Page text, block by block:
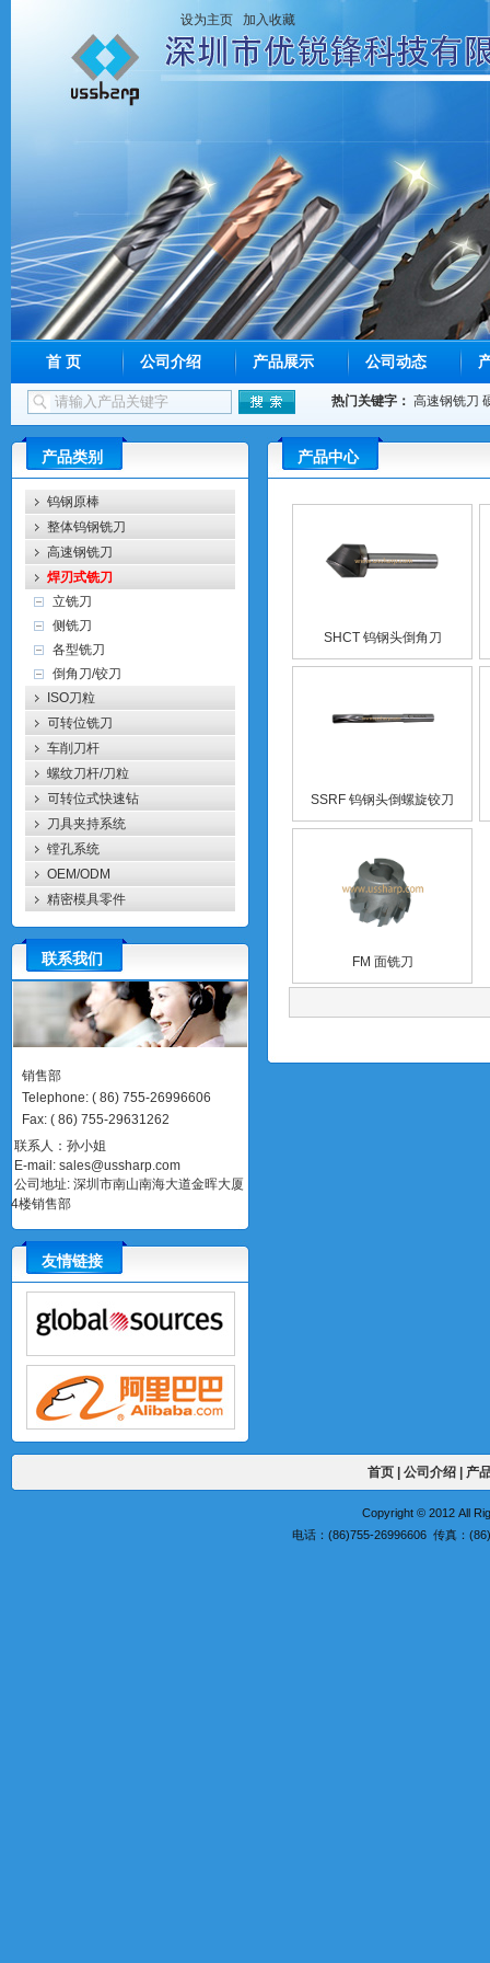
设为主页 加入收藏
首 页 公司介绍 产品展示 公司动态
热门关键字： 高速钢铣刀
产品类别
钨钢原棒
整体钨钢铣刀
高速钢铣刀
焊刃式铣刀
立铣刀
侧铣刀
各型铣刀
倒角刀/铰刀
ISO刀粒
可转位铣刀
车削刀杆
螺纹刀杆/刀粒
可转位式快速钻
刀具夹持系统
镗孔系统
OEM/ODM
精密模具零件
联系我们
销售部
Telephone:(86)755-26996606
Fax:(86)755-29631262
联系人：孙小姐
E-mail:sales@ussharp.com
公司地址: 深圳市南山南海大道金晖大厦
4楼销售部
友情链接
产品中心
SHCT 钨钢头倒角刀
SSRF 钨钢头倒螺旋铰刀
FM 面铣刀
首页|公司介绍| 产
Copyright © 2012 All
电话：(86)755-26996606 传真：